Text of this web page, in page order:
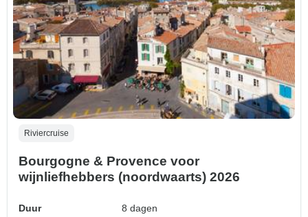
Riviercruise
Bourgogne & Provence voor
wijnliefhebbers (noordwaarts) 2026
Duur
8 dagen